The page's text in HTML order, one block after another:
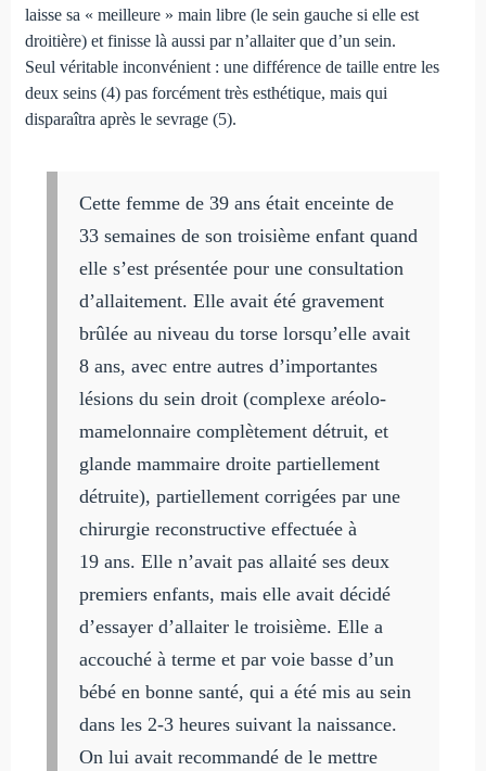
laisse sa « meilleure » main libre (le sein gauche si elle est
droitière) et finisse là aussi par n’allaiter que d’un sein.
Seul véritable inconvénient : une différence de taille entre les
deux seins (4) pas forcément très esthétique, mais qui
disparaîtra après le sevrage (5).
Cette femme de 39 ans était enceinte de
33 semaines de son troisième enfant quand
elle s’est présentée pour une consultation
d’allaitement. Elle avait été gravement
brûlée au niveau du torse lorsqu’elle avait
8 ans, avec entre autres d’importantes
lésions du sein droit (complexe aréolo-
mamelonnaire complètement détruit, et
glande mammaire droite partiellement
détruite), partiellement corrigées par une
chirurgie reconstructive effectuée à
19 ans. Elle n’avait pas allaité ses deux
premiers enfants, mais elle avait décidé
d’essayer d’allaiter le troisième. Elle a
accouché à terme et par voie basse d’un
bébé en bonne santé, qui a été mis au sein
dans les 2-3 heures suivant la naissance.
On lui avait recommandé de le mettre